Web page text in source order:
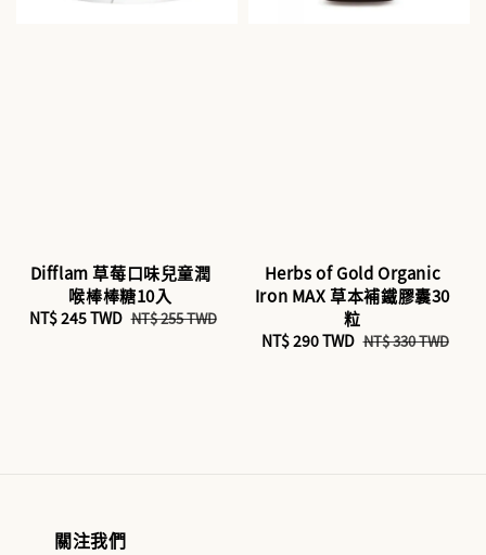
Difflam 草莓口味兒童潤
喉棒棒糖10入
Sale
NT$ 245 TWD Regular
NT$ 255 TWD
Herbs of Gold Organic
Iron MAX 草本補鐵膠囊30
粒
Sale
NT$ 290 TWD Regular
NT$ 330 TWD
關注我們